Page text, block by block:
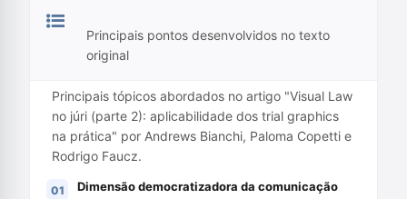
Principais pontos desenvolvidos no texto
original
Principais tópicos abordados no artigo "Visual Law
no júri (parte 2): aplicabilidade dos trial graphics
na prática" por Andrews Bianchi, Paloma Copetti e
Rodrigo Faucz.
Dimensão democratizadora da comunicação